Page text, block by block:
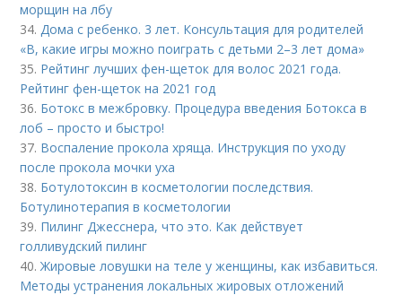
морщин на лбу
34.Дома с ребенко. 3 лет. Консультация для родителей
«В, какие игры можно поиграть с детьми 2–3 лет дома»
35. Рейтинг лучших фен-щеток для волос 2021 года.
Рейтинг фен-щеток на 2021 год
36. Ботокс в межбровку. Процедура введения Ботокса в
лоб – просто и быстро!
37. Воспаление прокола хряща. Инструкция по уходу
после прокола мочки уха
38. Ботулотоксин в косметологии последствия.
Ботулинотерапия в косметологии
39. Пилинг Джесснера, что это. Как действует
голливудский пилинг
40.Жировые ловушки на теле у женщины, как избавиться.
Методы устранения локальных жировых отложений